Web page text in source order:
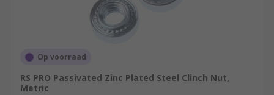
Op voorraad
RS PRO Passivated Zinc Plated Steel Clinch Nut,
Metric